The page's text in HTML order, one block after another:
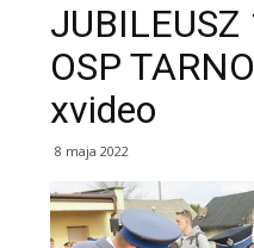
OSP
xvideo
8 maja 2022